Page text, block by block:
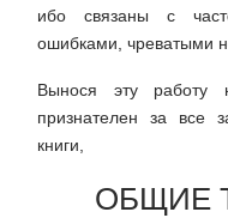
ибо связаны с
ошибками, чреватыми
Вынося эту работу
признателен за все
книги,
ОБЩИЕ